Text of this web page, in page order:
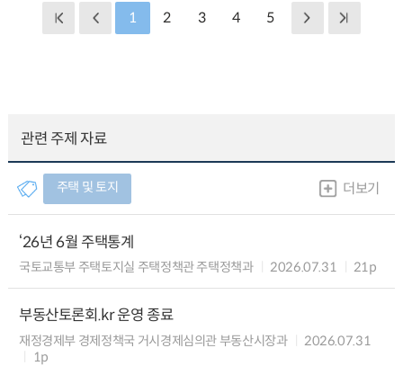
1 2 3 4 5
관련 주제 자료
주택 및 토지 더보기
‘26년 6월 주택통계
국토교통부 주택토지실 주택정책관 주택정책과 2026.07.31 21p
부동산토론회.kr 운영 종료
재정경제부 경제정책국 거시경제심의관 부동산시장과
2026.07.31
1p